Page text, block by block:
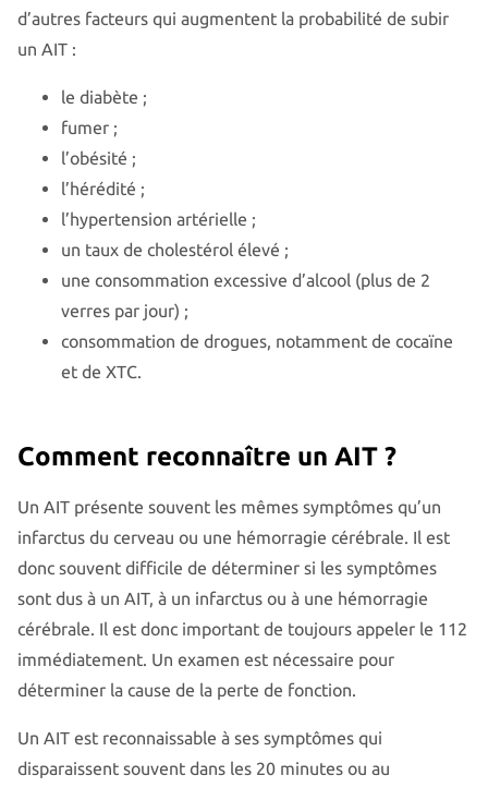
d’autres facteurs qui augmentent la probabilité de subir
un AIT :
le diabète ;
fumer ;
l’obésité ;
l’hérédité ;
l’hypertension artérielle ;
un taux de cholestérol élevé ;
une consommation excessive d’alcool (plus de 2
verres par jour) ;
consommation de drogues, notamment de cocaïne
et de XTC.
Comment reconnaître un AIT ?
Un AIT présente souvent les mêmes symptômes qu’un
infarctus du cerveau ou une hémorragie cérébrale. Il est
donc souvent difficile de déterminer si les symptômes
sont dus à un AIT, à un infarctus ou à une hémorragie
cérébrale. Il est donc important de toujours appeler le 112
immédiatement. Un examen est nécessaire pour
déterminer la cause de la perte de fonction.
Un AIT est reconnaissable à ses symptômes qui
disparaissent souvent dans les 20 minutes ou au